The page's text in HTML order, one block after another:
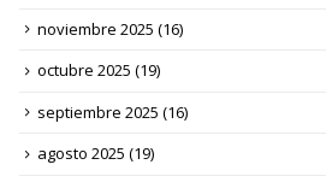
noviembre 2025 (16)
octubre 2025 (19)
septiembre 2025 (16)
agosto 2025 (19)